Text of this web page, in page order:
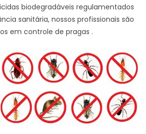
biodegradáveis regulamentados
sanitária, nossos profissionais são
em controle de pragas .